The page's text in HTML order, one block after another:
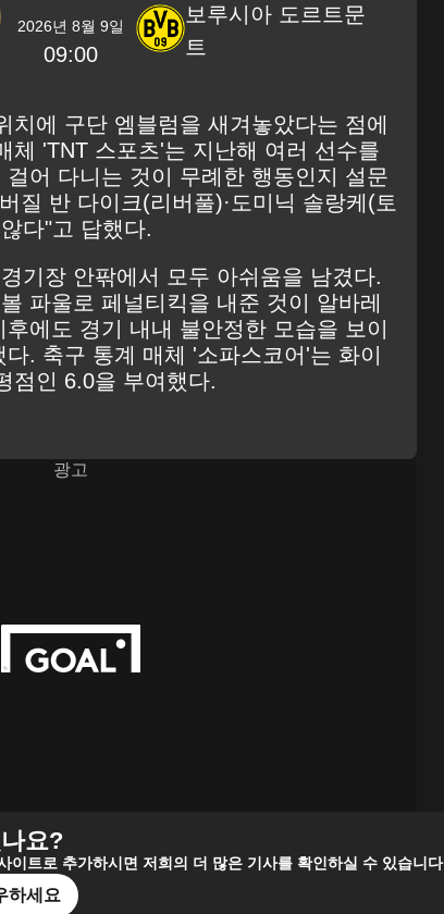
2026년 8월 9일
09:00
보루시아 도르트문
트
치에 구단 엠블럼을 새겨놓았다는 점에
체 'TNT 스포츠'는 지난해 여러 선수를
어 다니는 것이 무례한 행동인지 설문
질 반 다이크(리버풀)·도미닉 솔랑케(토
다"고 답했다.
기장 안팎에서 모두 아쉬움을 남겼다.
파울로 페널티킥을 내준 것이 알바레
에도 경기 내내 불안정한 모습을 보이
. 축구 통계 매체 '소파스코어'는 화이
점인 6.0을 부여했다.
광고
요?
트로 추가하시면 저희의 더 많은 기사를 확인하실 수 있습니다
하세요